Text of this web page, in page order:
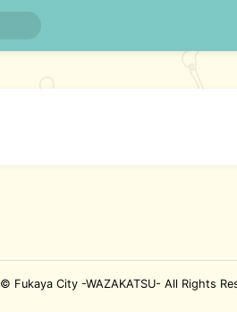
© Fukaya City -WAZAKATSU- All Rights